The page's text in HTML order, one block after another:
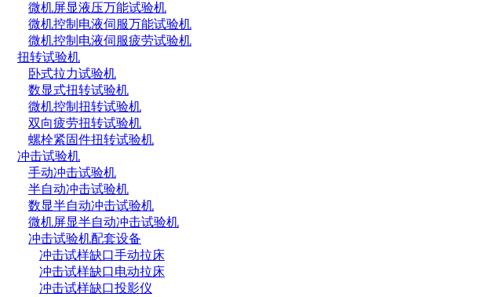
微机屏显液压万能试验机
微机控制电液伺服万能试验机
微机控制电液伺服疲劳试验机
扭转试验机
卧式拉力试验机
数显式扭转试验机
微机控制扭转试验机
双向疲劳扭转试验机
螺栓紧固件扭转试验机
冲击试验机
手动冲击试验机
半自动冲击试验机
数显半自动冲击试验机
微机屏显半自动冲击试验机
冲击试验机配套设备
冲击试样缺口手动拉床
冲击试样缺口电动拉床
冲击试样缺口投影仪